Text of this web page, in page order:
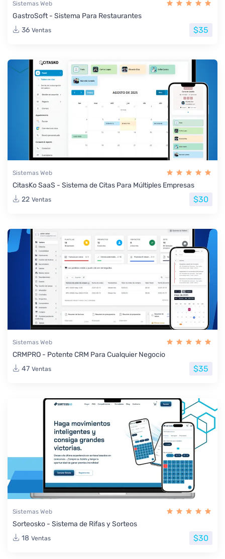
Sistemas Web
GastroSoft - Sistema Para Restaurantes
36 Ventas $35
Sistemas Web
CitasKo SaaS - Sistema de Citas Para Múltiples Empresas
22 Ventas $30
Sistemas Web
CRMPRO - Potente CRM Para Cualquier Negocio
47 Ventas $35
Sistemas Web
Sorteosko - Sistema de Rifas y Sorteos
18 Ventas $30